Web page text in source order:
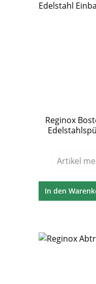
Reginox
Regulärer
Artikel
In den